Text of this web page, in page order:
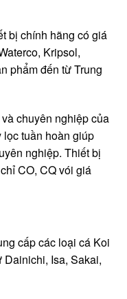
bị chính hãng có giá
Kripsol,
phẩm đến từ Trung
chuyên nghiệp của
lọc tuần hoàn giúp
nghiệp. Thiết bị
CO, CQ vói giá
cấp các loại cá Koi
Dainichi, Isa, Sakai,